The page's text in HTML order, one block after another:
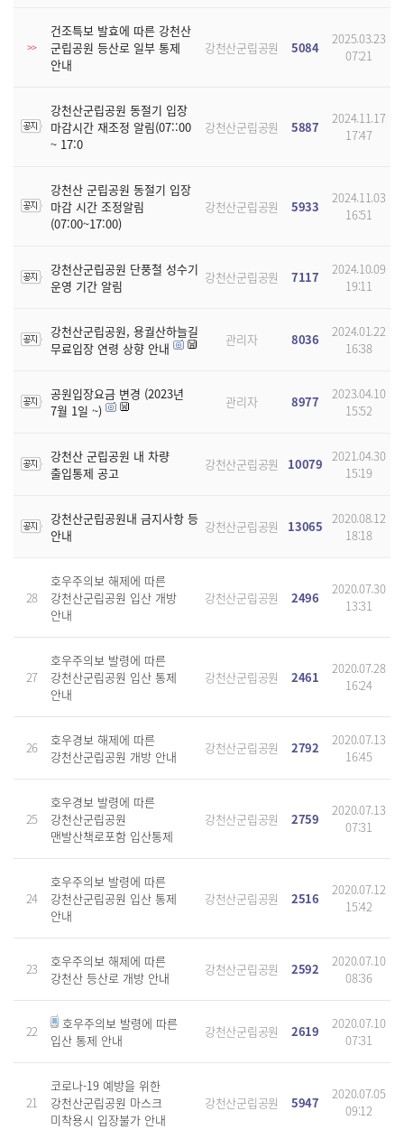
>>
건조특보 발효에 따른 강천산
군립공원 등산로 일부 통제
안내
강천산군립공원 5084
2025.03.23
07:21
강천산군립공원 동절기 입장
마감시간 재조정 알림(07::00
~ 17:0
강천산군립공원 5887
2024.11.17
17:47
강천산 군립공원 동절기 입장
마감 시간 조정알림
(07:00~17:00)
강천산군립공원 5933
2024.11.03
16:51
강천산군립공원 단풍철 성수기
운영 기간 알림
강천산군립공원 7117
2024.10.09
19:11
강천산군립공원, 용궐산하늘길
무료입장 연령 상향 안내
관리자 8036
2024.01.22
16:38
공원입장요금 변경 (2023년
7월 1일 ~)
관리자 8977
2023.04.10
15:52
강천산 군립공원 내 차량
출입통제 공고
강천산군립공원 10079
2021.04.30
15:19
강천산군립공원내 금지사항 등
안내
강천산군립공원 13065
2020.08.12
18:18
28
호우주의보 해제에 따른
강천산군립공원 입산 개방
안내
강천산군립공원 2496
2020.07.30
13:31
27
호우주의보 발령에 따른
강천산군립공원 입산 통제
안내
강천산군립공원 2461
2020.07.28
16:24
26
호우경보 해제에 따른
강천산군립공원 개방 안내
강천산군립공원 2792
2020.07.13
16:45
25
호우경보 발령에 따른
강천산군립공원
맨발산책로포함 입산통제
강천산군립공원 2759
2020.07.13
07:31
24
호우주의보 발령에 따른
강천산군립공원 입산 통제
안내
강천산군립공원 2516
2020.07.12
15:42
23
호우주의보 해제에 따른
강천산 등산로 개방 안내
강천산군립공원 2592
2020.07.10
08:36
22
호우주의보 발령에 따른
입산 통제 안내
강천산군립공원 2619
2020.07.10
07:31
21
코로나-19 예방을 위한
강천산군립공원 마스크
미착용시 입장불가 안내
강천산군립공원 5947
2020.07.05
09:12